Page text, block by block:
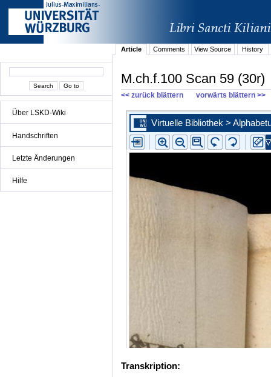
Über LSKD-Wiki
Handschriften
Letzte Änderungen
Hilfe
Article Comments View Source History
M.ch.f.100 Scan 59 (30r)
<< zurück blättern vorwärts blättern >>
Transkription: